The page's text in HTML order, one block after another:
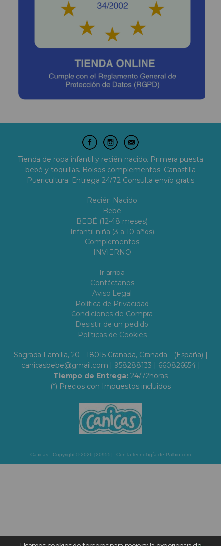
Tienda de ropa infantil y recién nacido. Primera puesta
bebé y toquillas. Bolsos complementos. Canastilla
Puericultura. Entrega 24/72 Consulta envío gratis
Recién Nacido
Bebé
BEBÉ (12-48 meses)
Infantil niña (3 a 10 años)
Complementos
INVIERNO
Ir arriba
Contáctanos
Aviso Legal
Política de Privacidad
Condiciones de Compra
Desistir de un pedido
Políticas de Cookies
Sagrada Familia, 20 - 18015 Granada, Granada - (España) |
canicasbebe@gmail.com | 958288133 | 660826654|
Tiempo de Entrega: 24/72horas
(*) Precios con Impuestos incluidos
Canicas - Copyright © 2026 [20955] - Con la tecnología de Palbin.com